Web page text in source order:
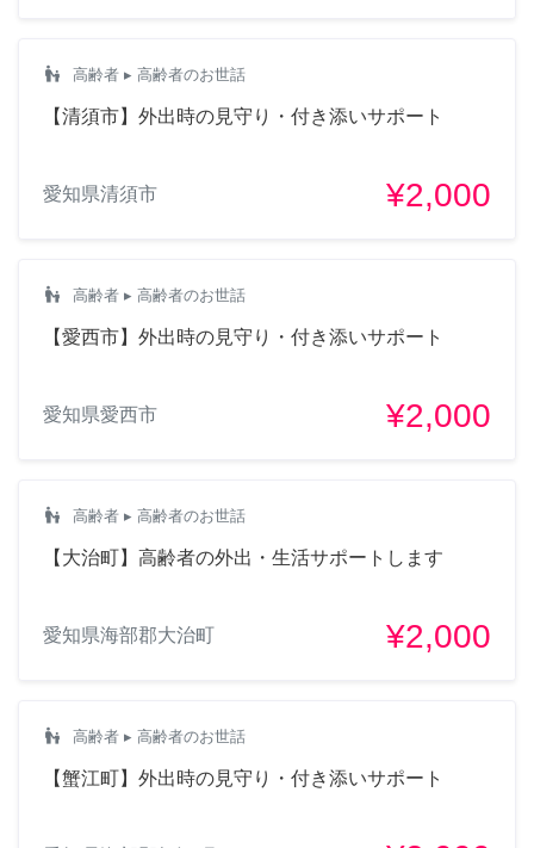
escalator_warning 高齢者 ▸ 高齢者のお世話
【清須市】外出時の見守り・付き添いサポート
愛知県清須市 ¥2,000
escalator_warning 高齢者 ▸ 高齢者のお世話
【愛西市】外出時の見守り・付き添いサポート
愛知県愛西市 ¥2,000
escalator_warning 高齢者 ▸ 高齢者のお世話
【大治町】高齢者の外出・生活サポートします
愛知県海部郡大治町 ¥2,000
escalator_warning 高齢者 ▸ 高齢者のお世話
【蟹江町】外出時の見守り・付き添いサポート